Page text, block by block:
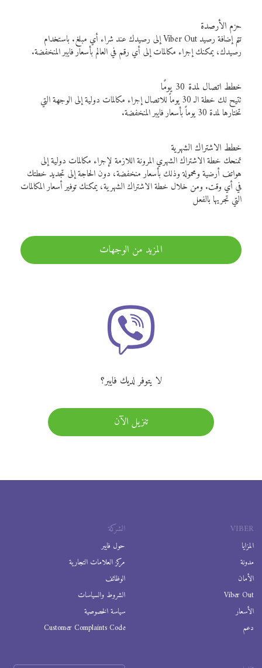
حزم الأرصدة
تتم إضافة رصيد Viber Out إلى رصيدك عند شراء أي مبلغ. باستخدام
رصيدك، يمكنك إجراء مكالمات إلى أي رقم في العالم بأسعار فايبر المنخفضة.
خطط اتصال لمدة 30 يومًا
تتيح لك خطة الـ 30 يوماً للاتصال إجراء مكالمات دولية إلى الوجهة التي
تختارها لمدة 30 يوماً بأسعار فايبر المنخفضة.
خطط الاشتراك الشهرية
تمنحك خطة الاشتراك الشهري المرونة اللازمة لإجراء مكالمات دولية إلى
هواتف أرضية ومحمولة وذلك بأسعار منخفضة، دون الحاجة إلى تجديد خطتك
في أي وقت. ومن خلال خطة الاشتراك الشهرية، يمكنك توفير أسعار المكالمات
التي تجريها بالفعل
المزيد من الوجهات
لا يتوفر لديك فايبر؟
تنزيل الآن
VIBER
المزايا
مدونة
الأمان
Viber Out
الأسعار
دعم
الشركة
حول فايبر
مركز العلامات التجارية
الوظائف
الشروط والسياسات
سياسة الخصوصية
Customer Complaints Code